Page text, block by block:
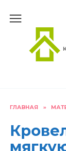
содержанию
ГЛАВНАЯ »